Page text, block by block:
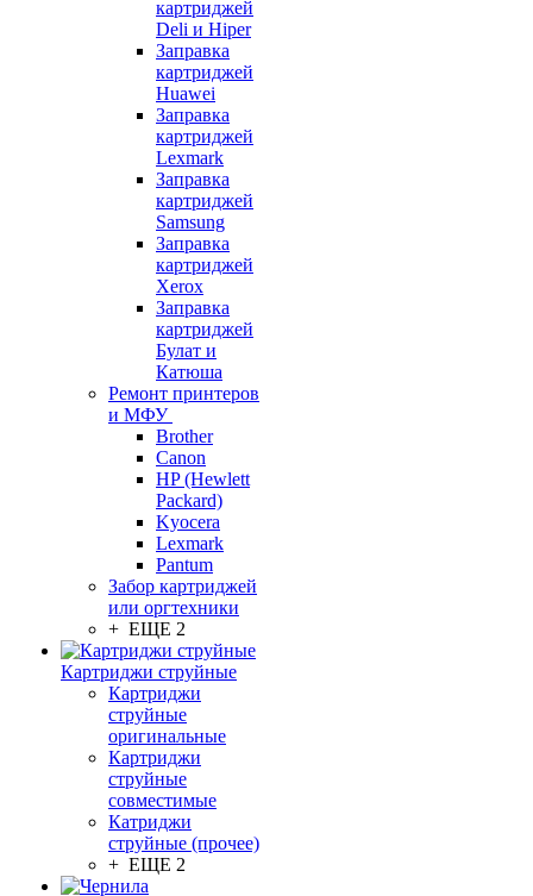
картриджей
Deli и Hiper
Заправка
картриджей
Huawei
Заправка
картриджей
Lexmark
Заправка
картриджей
Samsung
Заправка
картриджей
Xerox
Заправка
картриджей
Булат и
Катюша
Ремонт принтеров
и МФУ
Brother
Canon
HP (Hewlett
Packard)
Kyocera
Lexmark
Pantum
Забор картриджей
или оргтехники
+ ЕЩЕ 2
Картриджи струйные
Картриджи
струйные
оригинальные
Картриджи
струйные
совместимые
Катриджи
струйные (прочее)
+ ЕЩЕ 2